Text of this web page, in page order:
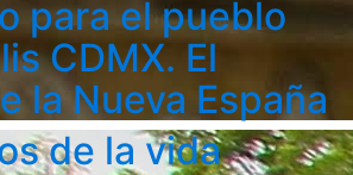
para el pueblo
CDMX. El
la Nueva España
de la vida